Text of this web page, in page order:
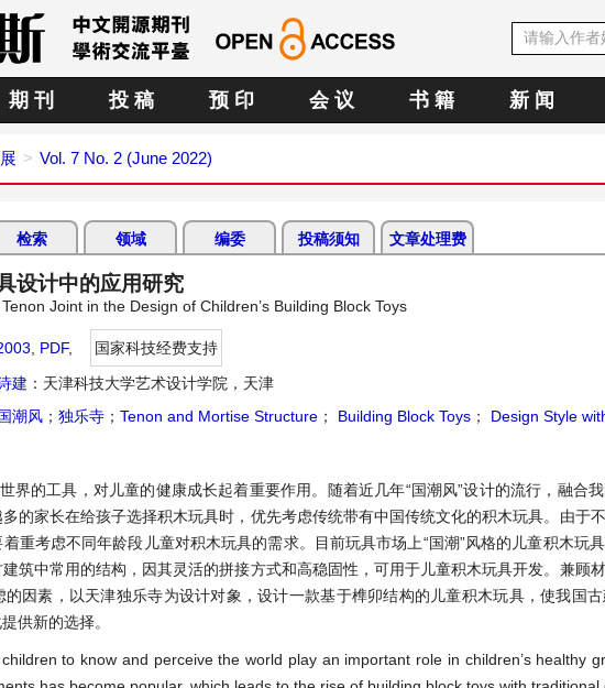
期 刊 投 稿 预 印 会 议 书 籍 新 闻
Vol. 7 No. 2 (June 2022)
检索 领域 编委 投稿须知 文章处理费
设计中的应用研究
Joint in the Design of Children’s Building Block Toys
PDF,
国家科技经费支持
建 ：天津科技大学艺术设计学院，天津
潮风 ； 独乐寺 ； Tenon and Mortise Structure ； Building Block Toys ；
Design Style
界的工具，对儿童的健康成长起着重要作用。随着近几年“国潮风”设计的流行，融合
的家长在给孩子选择积木玩具时，优先考虑传统带有中国传统文化的积木玩具。由于
重考虑不同年龄段儿童对积木玩具的需求。目前玩具市场上“国潮”风格的儿童积木玩
筑中常用的结构，因其灵活的拼接方式和高稳固性，可用于儿童积木玩具开发。兼顾
因素，以天津独乐寺为设计对象，设计一款基于榫卯结构的儿童积木玩具，使我国
供新的选择。
to know and perceive the world play an important role in children’s healthy